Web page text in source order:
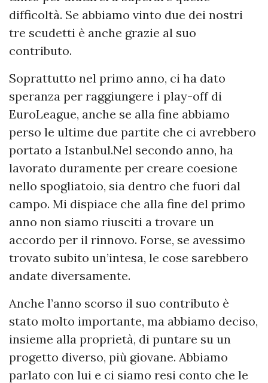
difficoltà. Se abbiamo vinto due dei nostri
tre scudetti è anche grazie al suo
contributo.
Soprattutto nel primo anno, ci ha dato
speranza per raggiungere i play-off di
EuroLeague, anche se alla fine abbiamo
perso le ultime due partite che ci avrebbero
portato a Istanbul.Nel secondo anno, ha
lavorato duramente per creare coesione
nello spogliatoio, sia dentro che fuori dal
campo. Mi dispiace che alla fine del primo
anno non siamo riusciti a trovare un
accordo per il rinnovo. Forse, se avessimo
trovato subito un’intesa, le cose sarebbero
andate diversamente.
Anche l’anno scorso il suo contributo è
stato molto importante, ma abbiamo deciso,
insieme alla proprietà, di puntare su un
progetto diverso, più giovane. Abbiamo
parlato con lui e ci siamo resi conto che le